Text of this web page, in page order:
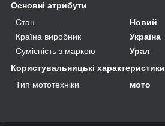
Основні атрибути
Стан
Новий
Країна виробник
Україна
Сумісність з маркою
Урал
Користувальницькі характеристики
Тип мототехніки
мото